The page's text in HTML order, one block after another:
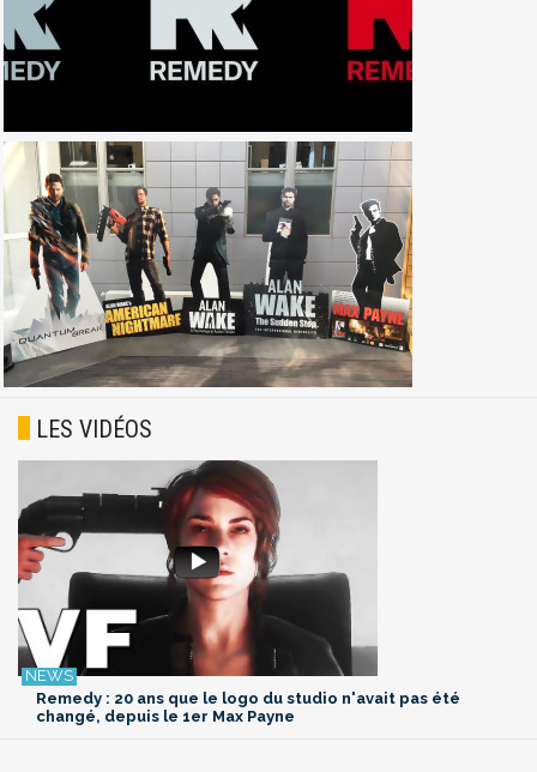
LES VIDÉOS
Remedy : 20 ans que le logo du studio n'avait pas été
changé, depuis le 1er Max Payne